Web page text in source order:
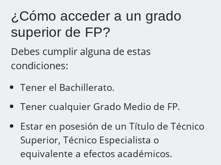
¿Cómo acceder a un grado
superior de FP?
Debes cumplir alguna de estas
condiciones:
Tener el Bachillerato.
Tener cualquier Grado Medio de FP.
Estar en posesión de un Título de Técnico
Superior, Técnico Especialista o
equivalente a efectos académicos.